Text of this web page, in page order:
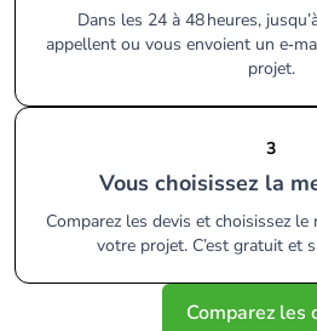
Dans les 24 à 48 heures,
appellent ou vous envoient un
projet.
3
Vous choisissez la
Comparez les devis et choisissez
votre projet. C’est gratuit et
Comparez les